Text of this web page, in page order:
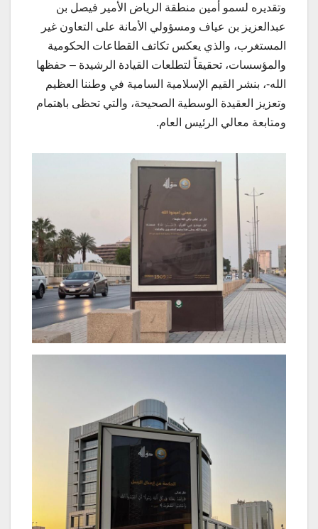
وتقديره لسمو أمين منطقة الرياض الأمير فيصل بن
عبدالعزيز بن عياف ومسؤولي الأمانة على التعاون غير
المستغرب، والذي يعكس تكاتف القطاعات الحكومية
والمؤسسات، تحقيقاً لتطلعات القيادة الرشيدة – حفظها
الله-، بنشر القيم الإسلامية السامية في وطننا العظيم
وتعزيز العقيدة الوسطية الصحيحة، والتي تحظى باهتمام
ومتابعة معالي الرئيس العام.